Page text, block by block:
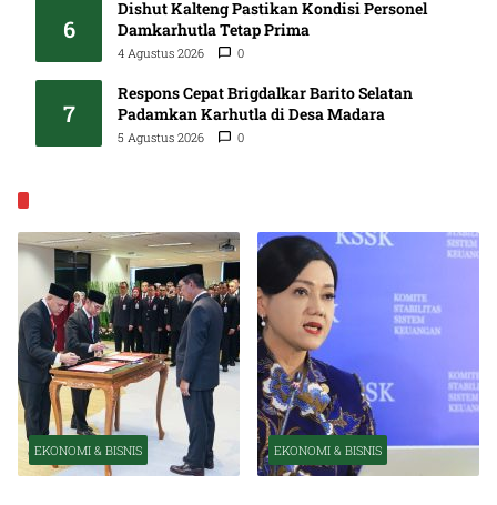
6
Dishut Kalteng Pastikan Kondisi Personel
Damkarhutla Tetap Prima
4 Agustus 2026 0
7
Respons Cepat Brigdalkar Barito Selatan
Padamkan Karhutla di Desa Madara
5 Agustus 2026 0
EKONOMI & BISNIS EKONOMI & BISNIS